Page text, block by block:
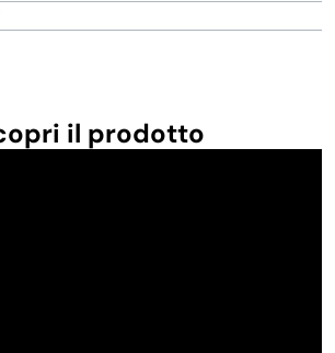
il prodotto